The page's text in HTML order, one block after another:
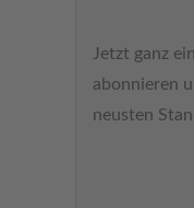
Jetzt ganz
abonnieren
neusten